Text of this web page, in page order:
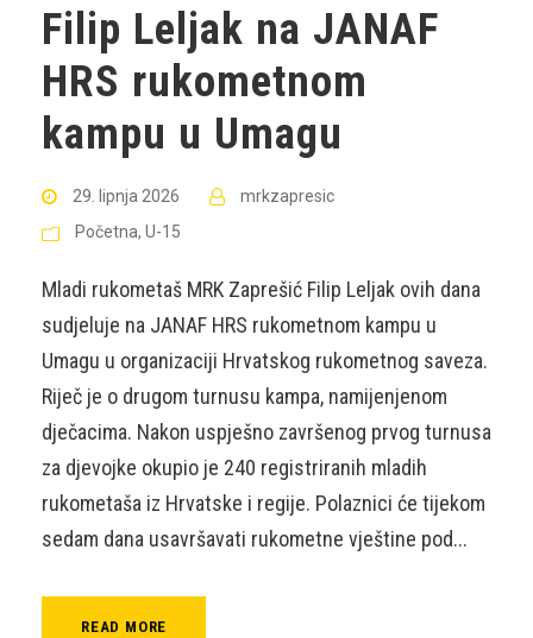
Filip Leljak na JANAF
HRS rukometnom
kampu u Umagu
29. lipnja 2026
mrkzapresic
Početna, U-15
Mladi rukometaš MRK Zaprešić Filip Leljak ovih dana
sudjeluje na JANAF HRS rukometnom kampu u
Umagu u organizaciji Hrvatskog rukometnog saveza.
Riječ je o drugom turnusu kampa, namijenjenom
dječacima. Nakon uspješno završenog prvog turnusa
za djevojke okupio je 240 registriranih mladih
rukometaša iz Hrvatske i regije. Polaznici će tijekom
sedam dana usavršavati rukometne vještine pod...
READ MORE